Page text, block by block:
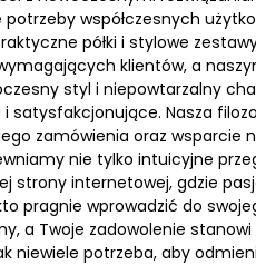
współczesnych
półki i stylowe
klientów, a
styl i niepowtarzalny
satysfakcjonujące. Nasza
zamówienia oraz wsparcie
nie tylko intuicyjne
strony internetowej, gdzie
pragnie wprowadzić do
a Twoje zadowolenie
niewiele potrzeba, aby